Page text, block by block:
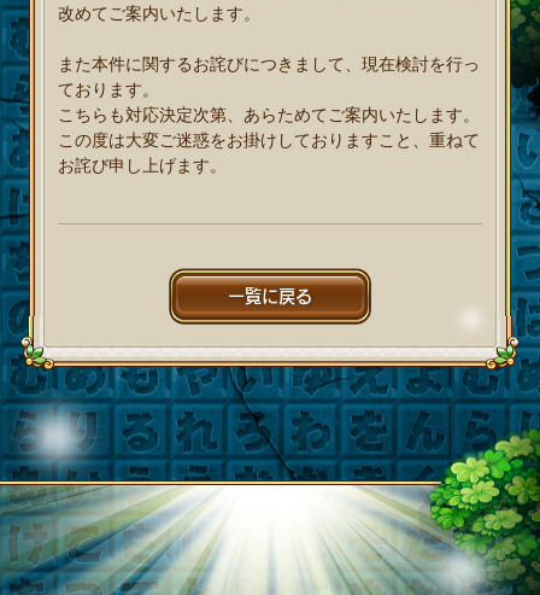
改めてご案内いたします。
また本件に関するお詫びにつきまして、現在検討を行っ
ております。
こちらも対応決定次第、あらためてご案内いたします。
この度は大変ご迷惑をお掛けしておりますこと、重ねて
お詫び申し上げます。
一覧に戻る